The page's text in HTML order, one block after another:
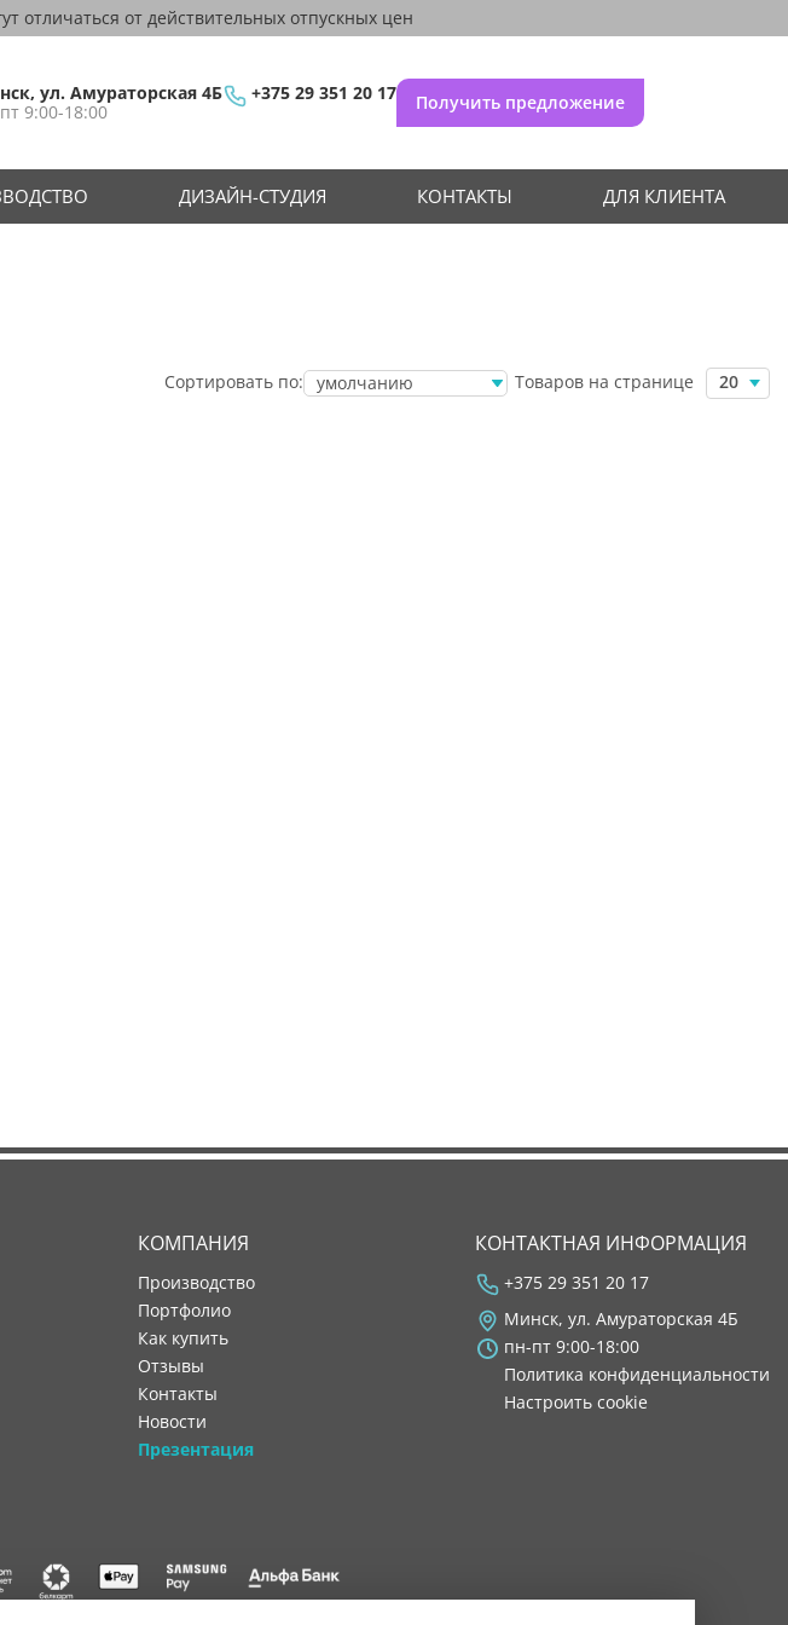
отличаться от действительных отпускных цен
ул. Амураторская 4Б
9:00-18:00
+375 29 351 20 17 Получить предложение
ДИЗАЙН-СТУДИЯ КОНТАКТЫ ДЛЯ КЛИЕНТА
Сортировать по:
умолчанию
Товаров на странице 20
КОМПАНИЯ
производство
портфолио
как купить
отзывы
контакты
новости
Презентация
КОНТАКТНАЯ ИНФОРМАЦИЯ
+375 29 351 20 17
Минск, ул. Амураторская 4Б
пн-пт 9:00-18:00
Политика конфиденциальности
Настроить cookie